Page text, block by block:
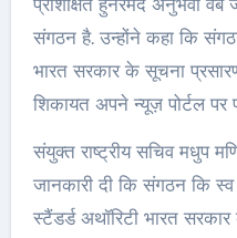
संगठन है. उन्होंने कहा कि
भारत सरकार के सूचना
शिकायत अपने न्यूज़ पोर्टल पर
संयुक्त राष्ट्रीय सचिव मधुप
जानकारी दी कि संगठन कि
स्टैंडर्ड अथॉरिटी भारत